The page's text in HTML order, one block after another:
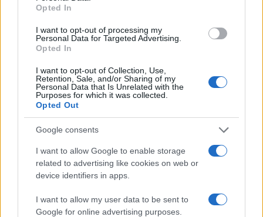
Opted In
I want to opt-out of processing my
Personal Data for Targeted Advertising.
Opted In
I want to opt-out of Collection, Use,
Retention, Sale, and/or Sharing of my
Personal Data that Is Unrelated with the
Purposes for which it was collected.
Opted Out
Google consents
I want to allow Google to enable storage
related to advertising like cookies on web or
device identifiers in apps.
I want to allow my user data to be sent to
Google for online advertising purposes.
NECROLOGIE
Mario Malu
Paolo Pinna
Martina Agostina Diturco